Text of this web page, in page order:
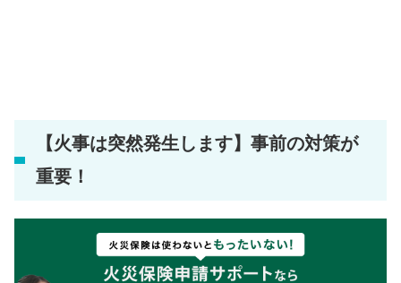
【火事は突然発生します】事前の対策が
重要！